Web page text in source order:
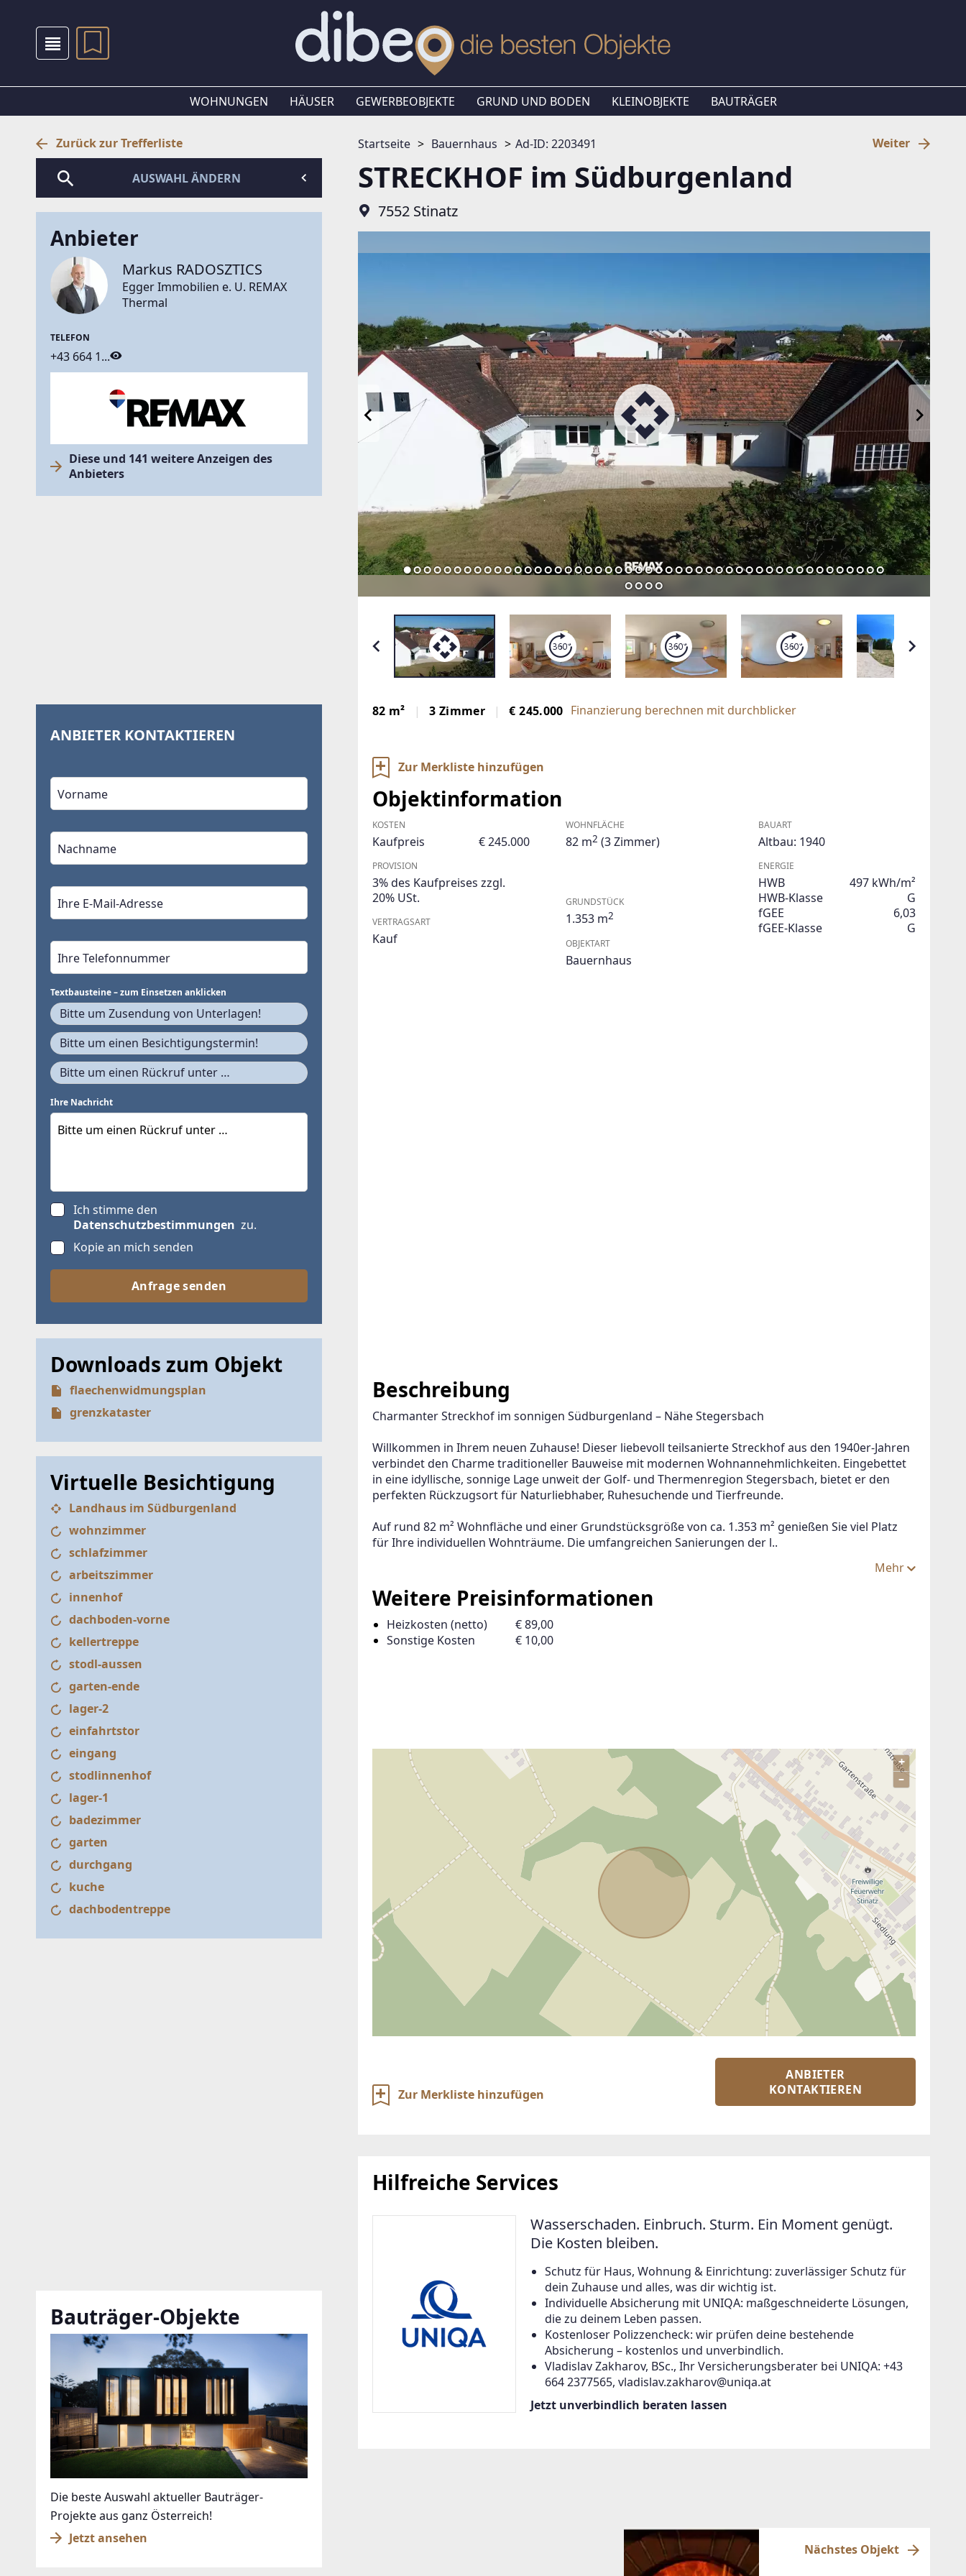
WOHNUNGEN HÄUSER GEWERBEOBJEKTE GRUND UND BODEN KLEINOBJEKTE BAUTRÄGER
Startseite Bauernhaus Ad-ID: 2203491 Weiter
STRECKHOF im Südburgenland
7552 Stinatz
82 m² 3 Zimmer € 245.000 Finanzierung berechnen mit durchblicker
Zur Merkliste hinzufügen
Objektinformation
KOSTEN
Kaufpreis € 245.000
PROVISION
3% des Kaufpreises zzgl.
20% USt.
VERTRAGSART
Kauf
WOHNFLÄCHE
82 m2 (3 Zimmer)
GRUNDSTÜCK
1.353 m2
OBJEKTART
Bauernhaus
BAUART
Altbau: 1940
ENERGIE
HWB
497 kWh/m²
HWB-Klasse
G
fGEE
6,03
fGEE-Klasse
G
Beschreibung
Charmanter Streckhof im sonnigen Südburgenland – Nähe Stegersbach
Willkommen in Ihrem neuen Zuhause! Dieser liebevoll teilsanierte Streckhof aus den 1940er-Jahren
verbindet den Charme traditioneller Bauweise mit modernen Wohnannehmlichkeiten. Eingebettet
in eine idyllische, sonnige Lage unweit der Golf- und Thermenregion Stegersbach, bietet er den
perfekten Rückzugsort für Naturliebhaber, Ruhesuchende und Tierfreunde.
Auf rund 82 m² Wohnfläche und einer Grundstücksgröße von ca. 1.353 m² genießen Sie viel Platz
für Ihre individuellen Wohnträume. Die umfangreichen Sanierungen der l..
Mehr
Weitere Preisinformationen
Heizkosten (netto)
€ 89,00
Sonstige Kosten
€ 10,00
+
–
ANBIETER KONTAKTIEREN
Zur Merkliste hinzufügen
ANBIETER
KONTAKTIEREN
Hilfreiche Services
Wasserschaden. Einbruch. Sturm. Ein Moment genügt.
Die Kosten bleiben.
Schutz für Haus, Wohnung & Einrichtung: zuverlässiger Schutz für
dein Zuhause und alles, was dir wichtig ist.
Individuelle Absicherung mit UNIQA: maßgeschneiderte Lösungen,
die zu deinem Leben passen.
Kostenloser Polizzencheck: wir prüfen deine bestehende
Absicherung – kostenlos und unverbindlich.
Vladislav Zakharov, BSc., Ihr Versicherungsberater bei UNIQA: +43
664 2377565, vladislav.zakharov@uniqa.at
Jetzt unverbindlich beraten lassen
Nächstes Objekt
Zurück zur Trefferliste
AUSWAHL ÄNDERN
Anbieter
Markus RADOSZTICS
Egger Immobilien e. U. REMAX
Thermal
TELEFON
+43 664 1...
Diese und 141 weitere Anzeigen des
Anbieters
ANBIETER KONTAKTIEREN
Textbausteine – zum Einsetzen anklicken
Bitte um Zusendung von Unterlagen!
Bitte um einen Besichtigungstermin!
Bitte um einen Rückruf unter …
Ihre Nachricht
Ich stimme den
Datenschutzbestimmungen zu.
Kopie an mich senden
Anfrage senden
Downloads zum Objekt
flaechenwidmungsplan
grenzkataster
Virtuelle Besichtigung
Landhaus im Südburgenland
wohnzimmer
schlafzimmer
arbeitszimmer
innenhof
dachboden-vorne
kellertreppe
stodl-aussen
garten-ende
lager-2
einfahrtstor
eingang
stodlinnenhof
lager-1
badezimmer
garten
durchgang
kuche
dachbodentreppe
Bauträger-Objekte
Die beste Auswahl aktueller Bauträger-
Projekte aus ganz Österreich!
Jetzt ansehen
SUCHAGENT ANLEGEN FÜR DIE AKTUELLEN
SUCHKRITERIEN
Dieser Filter wird viele Treffer erzeugen. Bitte setzen Sie weitere Filter!
Bitte um Ihre E-Mail-Adresse und wir informieren Sie, sobald wir ein oder
mehrere neue Angebote haben!
Ich stimme der Verarbeitung meiner Daten, wie in den